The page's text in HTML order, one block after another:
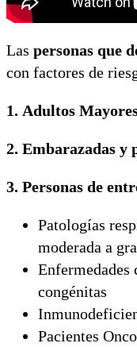
Las personas que
con factores de
1. Adultos
2. Embarazadas y
3. Personas de
Patologías
moderada a
Enfermedades
congénitas
Pacientes